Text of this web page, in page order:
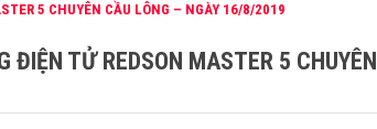
5 CHUYÊN CẦU LÔNG – NGÀY 16/8/2019
ĐIỆN TỬ REDSON MASTER 5 CHUYÊN